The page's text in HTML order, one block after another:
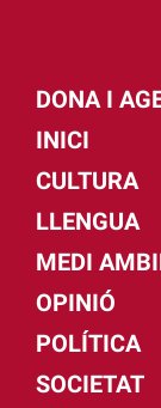
DONA I
INICI
CULTURA
LLENGUA
MEDI
OPINIÓ
POLÍTICA
SOCIETAT